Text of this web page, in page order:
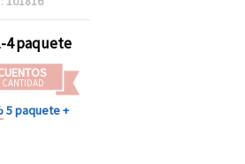
y
pulseras y
4 paquete
CANTIDAD
5 paquete +